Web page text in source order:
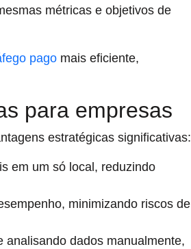
métricas e objetivos de
pago mais eficiente,
para empresas
estratégicas significativas:
em um só local, reduzindo
minimizando riscos de
analisando dados manualmente,